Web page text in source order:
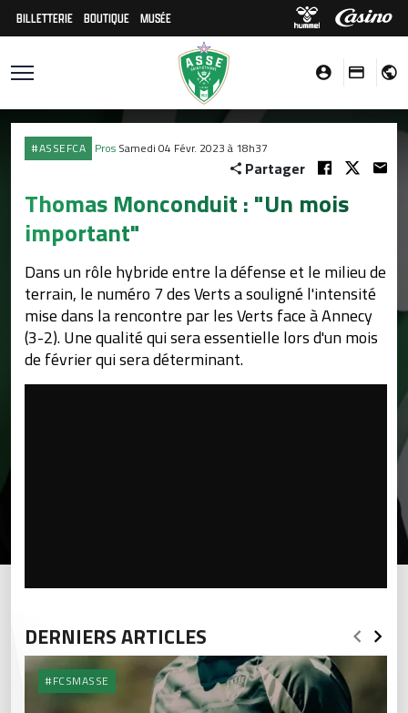
BILLETTERIE BOUTIQUE MUSÉE
#ASSEFCA Pros Samedi 04 Févr. 2023 à 18h37
Partager
Thomas Monconduit : "Un mois
important"
Dans un rôle hybride entre la défense et le milieu de
terrain, le numéro 7 des Verts a souligné l'intensité
mise dans la rencontre par les Verts face à Annecy
(3-2). Une qualité qui sera essentielle lors d'un mois
de février qui sera déterminant.
DERNIERS ARTICLES
#FCSMASSE